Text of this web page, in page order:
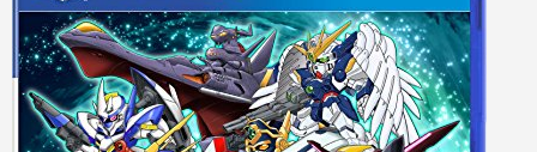
PC 新作ゲーム
Xbox Series X|S本体